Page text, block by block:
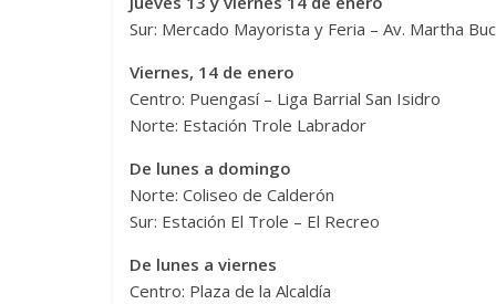
Sur: Mercado Mayorista y Feria – Av. Martha
Viernes, 14 de enero
Centro: Puengasí – Liga Barrial San Isidro
Norte: Estación Trole Labrador
De lunes a domingo
Norte: Coliseo de Calderón
Sur: Estación El Trole – El Recreo
De lunes a viernes
Centro: Plaza de la Alcaldía